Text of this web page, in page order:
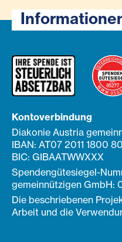
Kontoverbindung
Diakonie Austria
IBAN: AT07 2011 1800
BIC: GIBAATWWXXX
Spendengütesiegel-
gemeinnützigen GmbH:
Die beschriebenen
Arbeit und die